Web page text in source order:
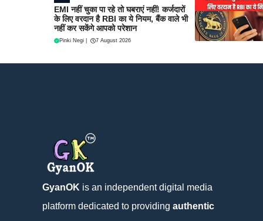
EMI नहीं चुका पा रहे तो घबराएं नहीं! कर्जदारों
के लिए वरदान है RBI का ये नियम, बैंक वाले भी
नहीं कर सकेंगे आपको परेशान
Pinki Negi 7 August 2026
GyanOK is an independent digital media
platform dedicated to providing authentic